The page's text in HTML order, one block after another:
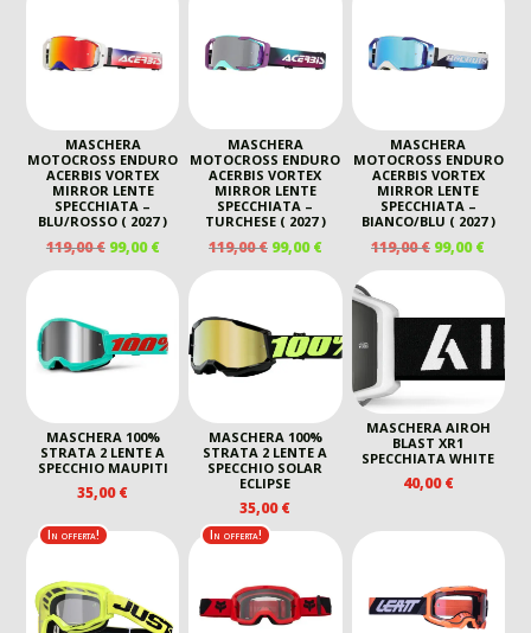
MASCHERA
MOTOCROSS ENDURO
ACERBIS VORTEX
MIRROR LENTE
SPECCHIATA –
BLU/ROSSO ( 2027 )
119,00€ IL
PREZZO
ORIGINALE
119,00 €.
99,00€IL
PREZZO
ATTUALE
99,00 €.
MASCHERA
MOTOCROSS ENDURO
ACERBIS VORTEX
MIRROR LENTE
SPECCHIATA –
TURCHESE ( 2027 )
119,00€ IL
PREZZO
ORIGINALE
119,00 €.
99,00€IL
PREZZO
ATTUALE
MASCHERA
MOTOCROSS ENDURO
ACERBIS VORTEX
MIRROR LENTE
SPECCHIATA –
BIANCO/BLU ( 2027 )
119,00€ IL
PREZZO
ORIGINALE
119,00 €.
99,00€IL
99,00
MASCHERA 100%
STRATA 2 LENTE A
SPECCHIO MAUPITI
35,00€
MASCHERA 100%
STRATA 2 LENTE A
SPECCHIO SOLAR
ECLIPSE
35,00€
MASCHERA AIROH
BLAST XR1
SPECCHIATA WHITE
40,00€
In offerta! In offerta!